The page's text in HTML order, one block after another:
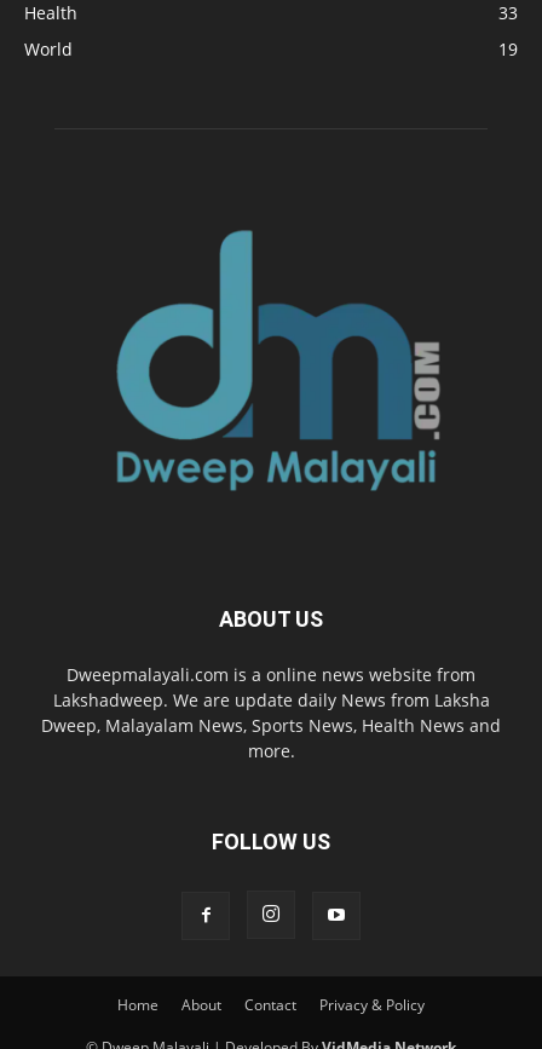
Health
33
World
19
ABOUT US
Dweepmalayali.com is a online news website from
Lakshadweep. We are update daily News from Laksha
Dweep, Malayalam News, Sports News, Health News and
more.
FOLLOW US
Home About Contact Privacy & Policy